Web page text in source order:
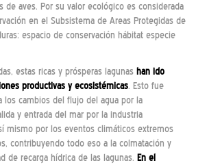
de aves. Por su valor ecológico es considerada
en el Subsistema de Areas Protegidas de
espacio de conservación hábitat especie
estas ricas y prósperas lagunas han ido
productivas y ecosistémicas. Esto fue
los cambios del flujo del agua por la
y entrada del mar por la industria
mismo por los eventos climáticos extremos
contribuyendo todo eso a la colmatación y
de recarga hídrica de las lagunas. En el